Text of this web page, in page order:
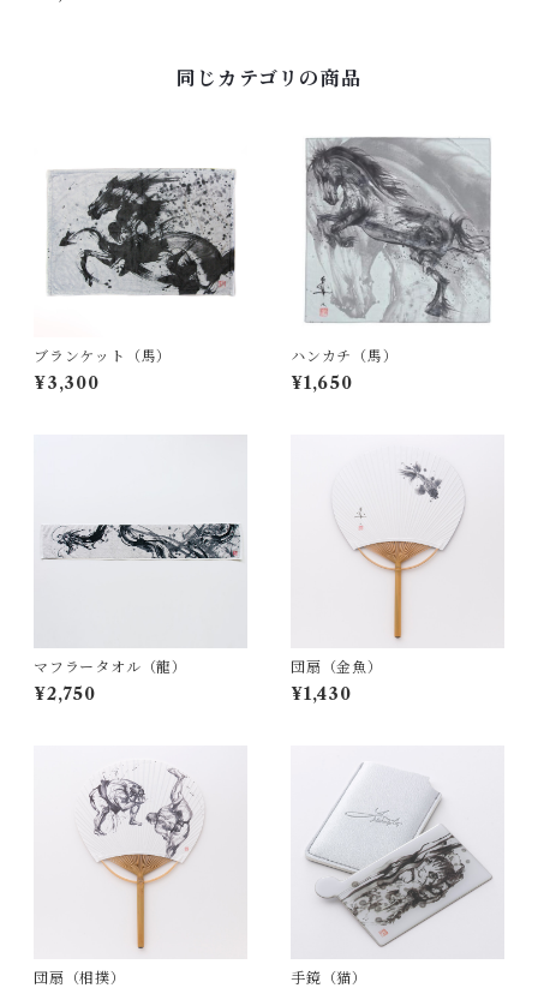
同じカテゴリの商品
ブランケット（馬）
¥3,300
ハンカチ（馬）
¥1,650
マフラータオル（龍）
¥2,750
団扇（金魚）
¥1,430
団扇（相撲） 手鏡（猫）